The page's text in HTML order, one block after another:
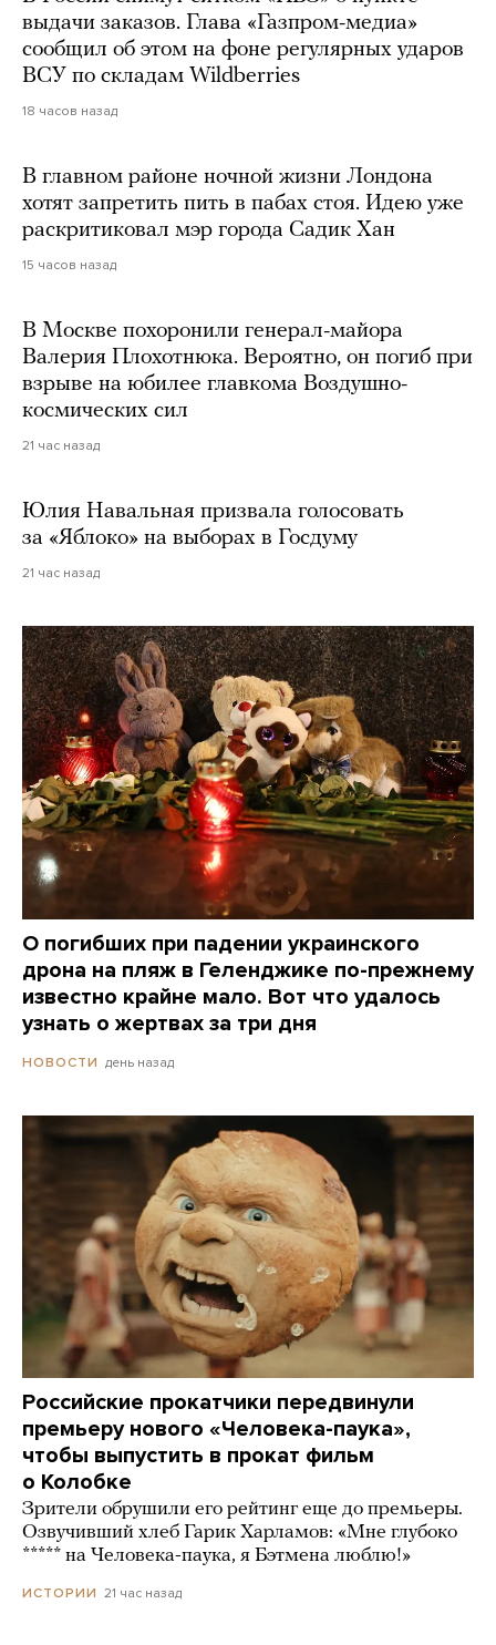
выдачи заказов. Глава «Газпром-медиа»
сообщил об этом на фоне регулярных ударов
ВСУ по складам Wildberries
18 часов назад
В главном районе ночной жизни Лондона
хотят запретить пить в пабах стоя. Идею уже
раскритиковал мэр города Садик Хан
15 часов назад
В Москве похоронили генерал-майора
Валерия Плохотнюка. Вероятно, он погиб при
взрыве на юбилее главкома Воздушно-
космических сил
21 час назад
Юлия Навальная призвала голосовать
за «Яблоко» на выборах в Госдуму
21 час назад
О погибших при падении украинского
дрона на пляж в Геленджике по-прежнему
известно крайне мало. Вот что удалось
узнать о жертвах за три дня
НОВОСТИ день назад
Российские прокатчики передвинули
премьеру нового «Человека-паука»,
чтобы выпустить в прокат фильм
о Колобке
Зрители обрушили его рейтинг еще до премьеры.
Озвучивший хлеб Гарик Харламов: «Мне глубоко
***** на Человека-паука, я Бэтмена люблю!»
ИСТОРИИ 21 час назад